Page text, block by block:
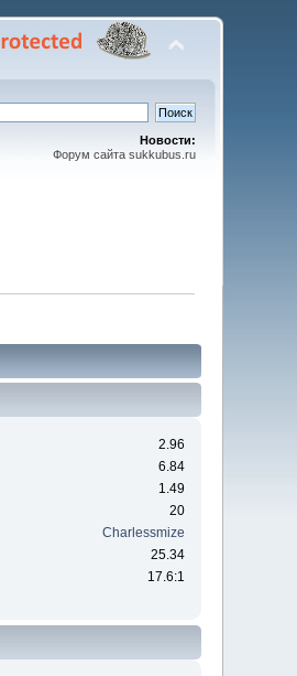
Новости:
Форум сайта sukkubus.ru
2.96
6.84
1.49
20
Charlessmize
25.34
17.6:1